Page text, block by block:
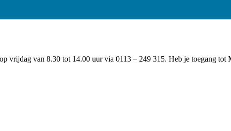
vrijdag van 8.30 tot 14.00 uur via 0113 – 249 315. Heb je toegang